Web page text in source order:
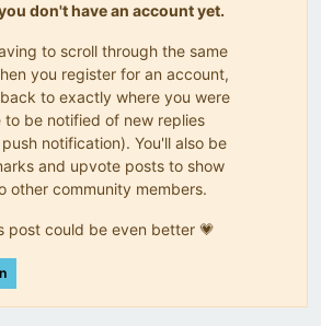
don't have an account yet.
to scroll through the same
you register for an account,
to exactly where you were
to be notified of new replies
notification). You'll also be
and upvote posts to show
other community members.
post could be even better 💗